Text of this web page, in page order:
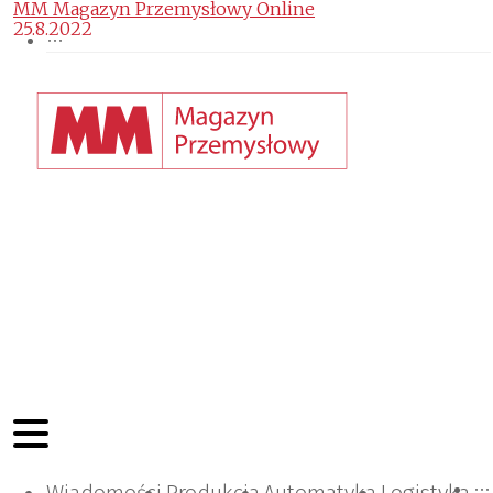
MM Magazyn Przemysłowy Online
25.8.2022